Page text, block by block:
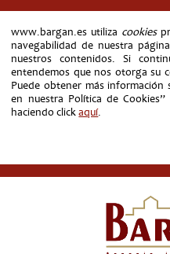
www.bargan.es utiliza cookies
navegabilidad de nuestra
nuestros contenidos. Si
entendemos que nos otorga su
Puede obtener más información
en nuestra Política de
haciendo clickaquí.